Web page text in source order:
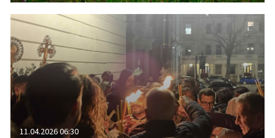
11.04.2026 06:30